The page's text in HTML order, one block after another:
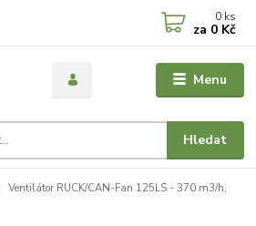
Menu
Hledat
0 ks
za 0 Kč
Ventilátor RUCK/CAN-Fan 125LS - 370 m3/h,